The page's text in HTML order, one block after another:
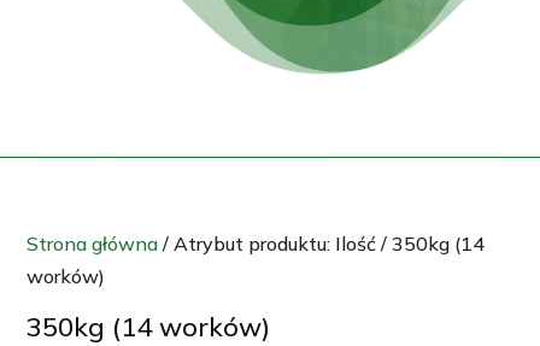
Strona główna / Atrybut produktu: Ilość / 350kg (14
worków)
350kg (14 worków)